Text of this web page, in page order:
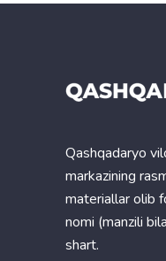
Qashqadaryo
markazining
materiallar olib
nomi (manzili
shart.